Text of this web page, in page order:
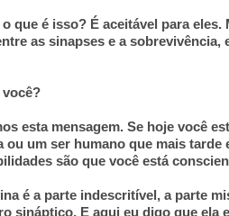
que é isso? É aceitável para
as sinapses e a sobrevivência,
você?
esta mensagem. Se hoje você
ou um ser humano que mais
são que você está
é a parte indescritível, a parte
sináptico. E aqui eu digo que ela